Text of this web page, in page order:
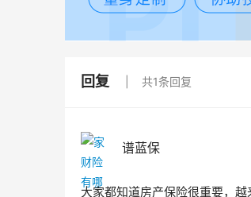
回复 共1条回复
谱蓝保
大家都知道房产保险很重要，